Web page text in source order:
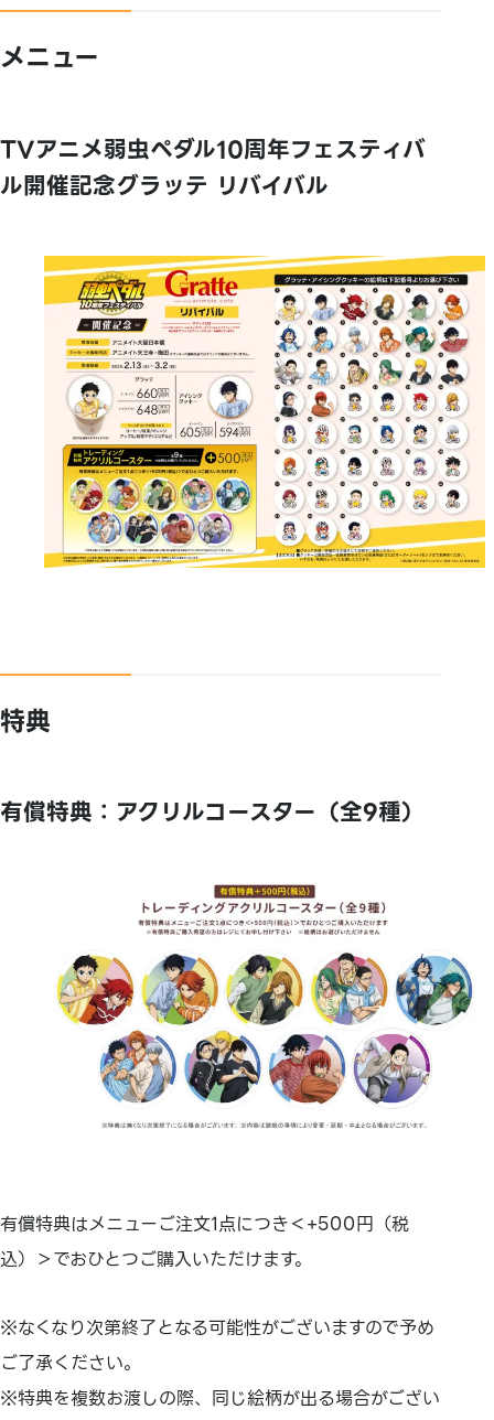
メニュー
TVアニメ弱虫ペダル10周年フェスティバ
ル開催記念グラッテ リバイバル
特典
有償特典：アクリルコースター（全9種）
有償特典はメニューご注文1点につき＜+500円（税
込）＞でおひとつご購入いただけます。
※なくなり次第終了となる可能性がございますので予め
ご了承ください。
※特典を複数お渡しの際、同じ絵柄が出る場合がござい